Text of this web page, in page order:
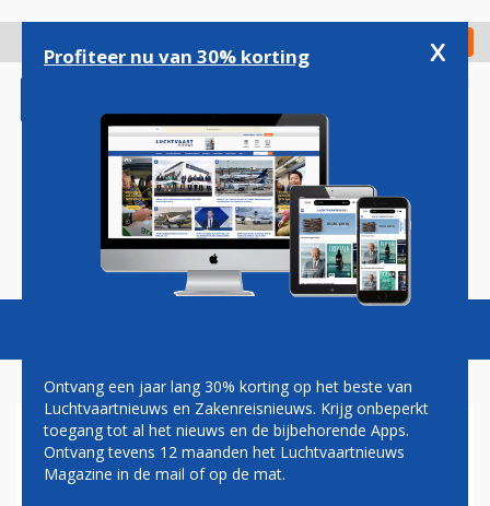
gaan
Check in
Magazine Podcasts Vacatures
VOERT DIT KABINET EEN
GOED LUCHTVAARTBELEID?
Profiteer nu van 30% korting x
Ontvang een jaar lang 30% korting op het beste van
Luchtvaartnieuws en Zakenreisnieuws. Krijg onbeperkt
toegang tot al het nieuws en de bijbehorende Apps.
Ontvang tevens 12 maanden het Luchtvaartnieuws
Magazine in de mail of op de mat.